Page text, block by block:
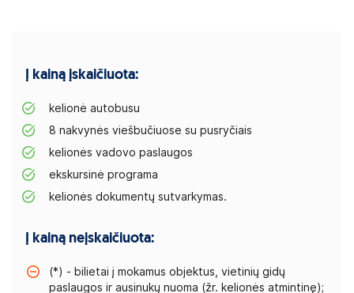
Į kainą įskaičiuota:
kelionė autobusu
8 nakvynės viešbučiuose su pusryčiais
kelionės vadovo paslaugos
ekskursinė programa
kelionės dokumentų sutvarkymas.
Į kainą neįskaičiuota:
(*) - bilietai į mokamus objektus, vietinių gidų
paslaugos ir ausinukų nuoma (žr. kelionės atmintinę);